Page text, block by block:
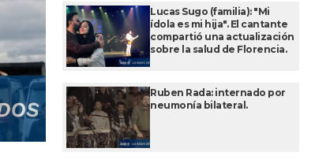
Lucas Sugo (familia): "Mi
ídola es mi hija". El cantante
compartió una actualización
sobre la salud de Florencia.
Ruben Rada: internado por
neumonía bilateral.